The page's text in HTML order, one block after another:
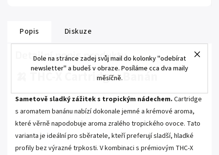
Dole na stránce zadej svůj mail do kolonky "odebírat
newsletter" a budeš v obraze. Posíláme cca dva maily
měsíčně.
Popis Diskuze
Detailní popis produktu
🍌 THC-X Cartridge: Banán
Sametově sladký zážitek s tropickým nádechem. Cartridge
s aromatem banánu nabízí dokonale jemné a krémové aroma,
které věrně napodobuje aroma zralého tropického ovoce. Tato
varianta je ideální pro sběratele, kteří preferují sladší, hladké
profily bez výrazné trpkosti. V kombinaci s prémiovým THC-X